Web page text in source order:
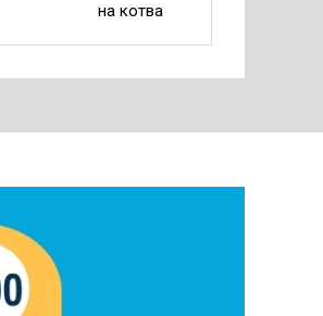
на котва